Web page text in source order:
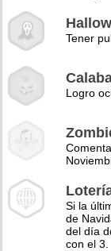
Tener
Logro
Si la
de
del día
con el 3.